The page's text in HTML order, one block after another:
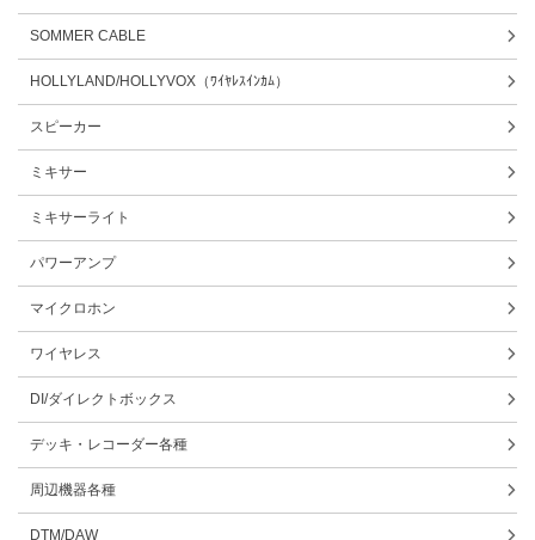
SOMMER CABLE
HOLLYLAND/HOLLYVOX（ﾜｲﾔﾚｽｲﾝｶﾑ）
スピーカー
ミキサー
ミキサーライト
パワーアンプ
マイクロホン
ワイヤレス
DI/ダイレクトボックス
デッキ・レコーダー各種
周辺機器各種
DTM/DAW